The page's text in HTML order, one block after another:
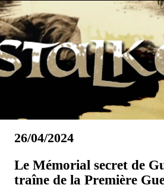
26/04/2024
Le Mémorial secret de
traîne de la Première